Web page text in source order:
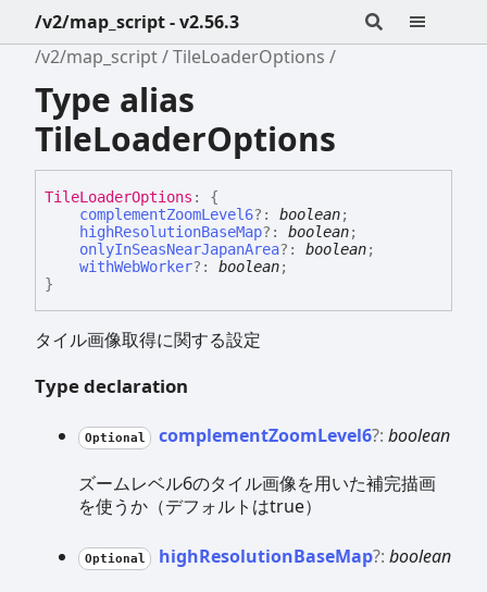
/v2/map_script - v2.56.3
/v2/map_script
TileLoaderOptions
Type alias
TileLoaderOptions
TileLoaderOptions :
{
complementZoomLevel6?: boolean;
highResolutionBaseMap?: boolean;
onlyInSeasNearJapanArea?: boolean;
withWebWorker?: boolean;
}
タイル画像取得に関する設定
Type declaration
Optional complementZoomLevel6?: boolean
ズームレベル6のタイル画像を用いた補完描画
を使うか（デフォルトはtrue）
Optional highResolutionBaseMap?: boolean